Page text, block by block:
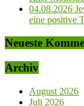
04.08.2026
eine positive
Neueste
Archiv
August 2026
Juli 2026